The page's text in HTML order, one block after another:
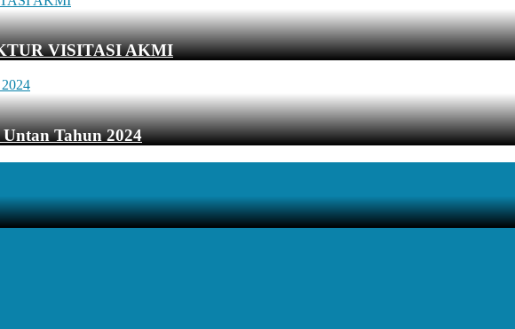
VISITASI AKMI
Tahun 2024